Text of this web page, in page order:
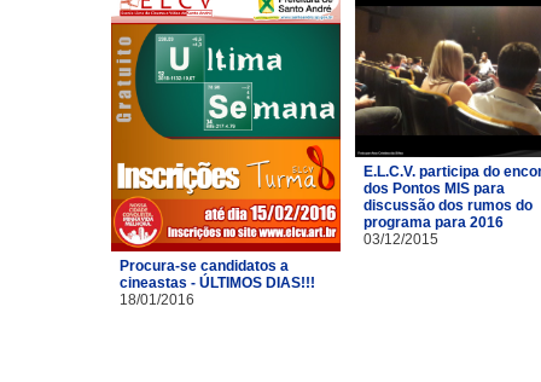
Procura-se candidatos a
cineastas - ÚLTIMOS DIAS!!!
18/01/2016
E.L.C.V. participa do
dos Pontos MIS para
discussão dos rumos do
programa para 2016
03/12/2015